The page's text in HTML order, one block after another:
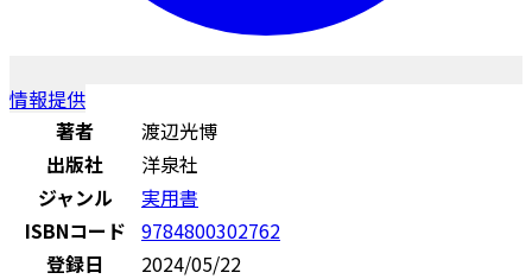
情報提供
著者
渡辺光博
出版社
洋泉社
ジャンル
実用書
ISBNコード 9784800302762
登録日
2024/05/22